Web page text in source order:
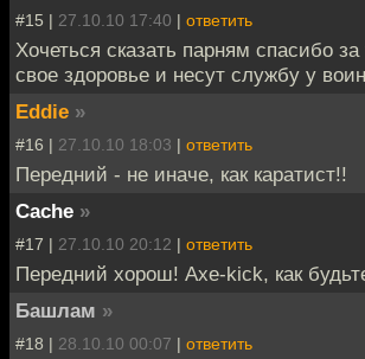
#15 | 27.10.10 17:40 | ответить
Хочеться сказать парням спасибо за
свое здоровье и несут службу у
Eddie »
#16 | 27.10.10 18:03 | ответить
Передний - не иначе, как каратист!!
Cache »
#17 | 27.10.10 20:12 | ответить
Передний хорош! Axe-kick, как
Башлам »
#18 | 28.10.10 00:07 | ответить